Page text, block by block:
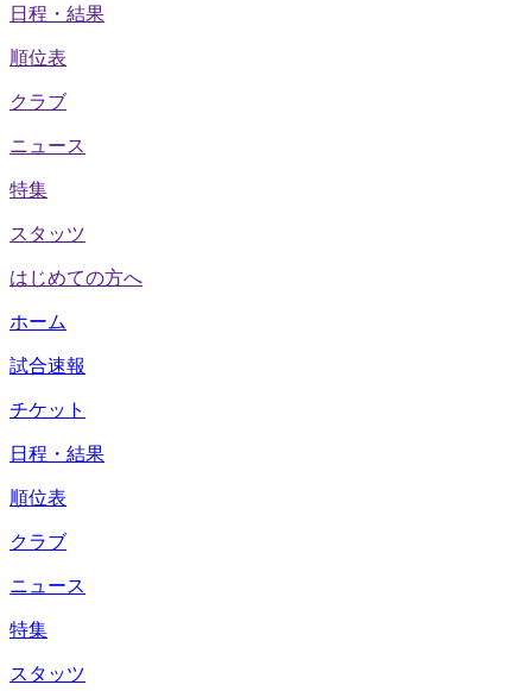
日程・結果
順位表
クラブ
ニュース
特集
スタッツ
はじめての方へ
ホーム
試合速報
チケット
日程・結果
順位表
クラブ
ニュース
特集
スタッツ